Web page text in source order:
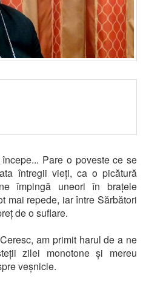
Pare o poveste ce se
întregii vieți, ca o picătură
împingă uneori în brațele
mai repede, iar între Sărbători
de o suflare.
am primit harul de a ne
zilei monotone și mereu
veșnicie.